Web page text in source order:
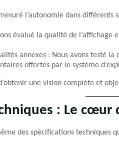
l’autonomie dans
évalué la qualité de
annexes : Nous avons testé
offertes par le système
une vision complète et
: Le cœur
des spécifications techniques